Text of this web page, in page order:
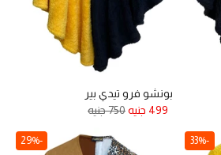
بونشو فرو تيدي بير
499 جنيه
750 جنيه
-33%
-29%